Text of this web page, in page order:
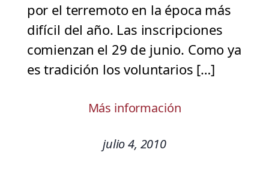
por el terremoto en la época más
difícil del año. Las inscripciones
comienzan el 29 de junio. Como ya
es tradición los voluntarios […]
Más información
julio 4, 2010